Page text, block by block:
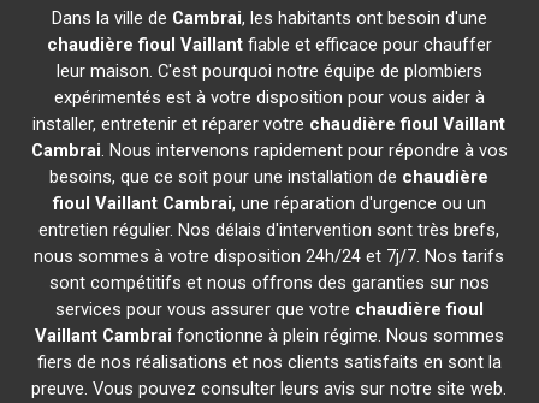
Dans la ville de Cambrai, les habitants ont besoin d'une
chaudière fioul Vaillantfiable et efficace pour chauffer
leur maison. C'est pourquoi notre équipe de plombiers
expérimentés est à votre disposition pour vous aider à
installer, entretenir et réparer votre chaudière fioul Vaillant
Cambrai. Nous intervenons rapidement pour répondre à vos
besoins, que ce soit pour une installation de chaudière
fioul Vaillant Cambrai, une réparation d'urgence ou un
entretien régulier. Nos délais d'intervention sont très brefs,
nous sommes à votre disposition 24h/24 et 7j/7. Nos tarifs
sont compétitifs et nous offrons des garanties sur nos
services pour vous assurer que votre chaudière fioul
Vaillant Cambrai fonctionne à plein régime. Nous sommes
fiers de nos réalisations et nos clients satisfaits en sont la
preuve. Vous pouvez consulter leurs avis sur notre site web.